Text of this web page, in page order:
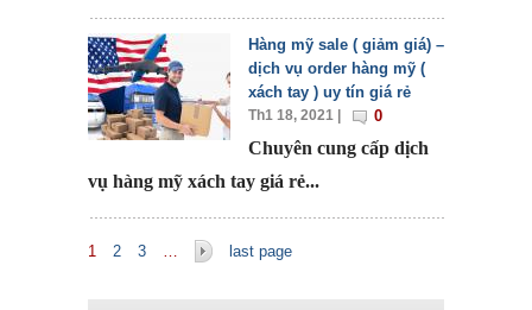
Hàng mỹ sale ( giảm giá) –
dịch vụ order hàng mỹ (
xách tay ) uy tín giá rẻ
Th1 18, 2021 | 0
Chuyên cung cấp dịch
vụ hàng mỹ xách tay giá rẻ...
Trang
1 2 3 … last page